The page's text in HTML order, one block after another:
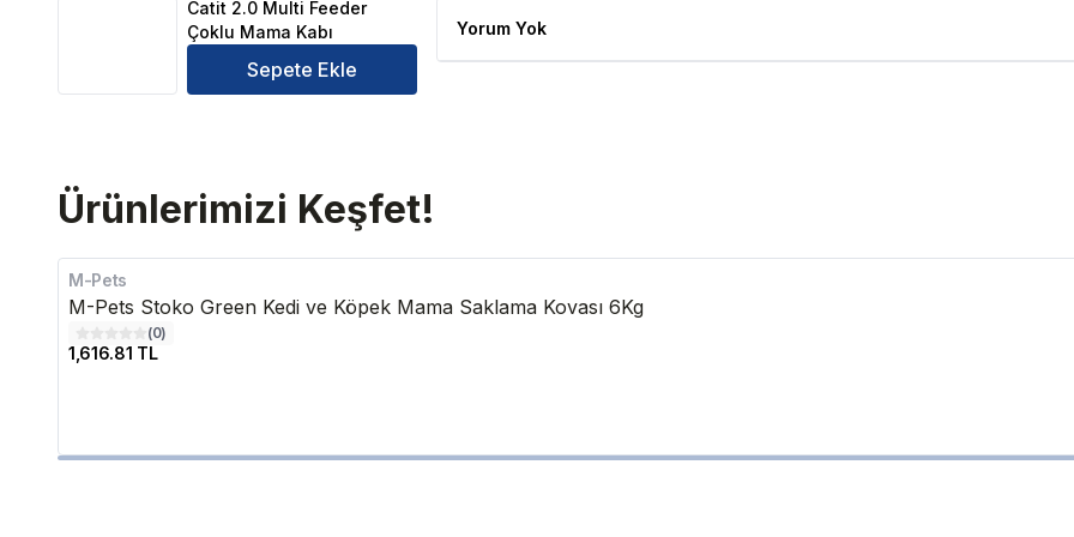
Catit 2.0 Multi Feeder
Çoklu Mama Kabı
Sepete Ekle
Yorum Yok
Ürünlerimizi Keşfet!
M-Pets
M-Pets Stoko Green Kedi ve Köpek Mama Saklama Kovası 6Kg
(0)
1,616.81 TL